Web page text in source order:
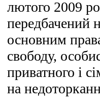
лютого 2009
передбачений
основним
свободу,
приватного і
на